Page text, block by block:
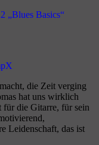
„Blues Basics“
die Zeit verging
hat uns wirklich
für die Gitarre, für sein
Leidenschaft, das ist